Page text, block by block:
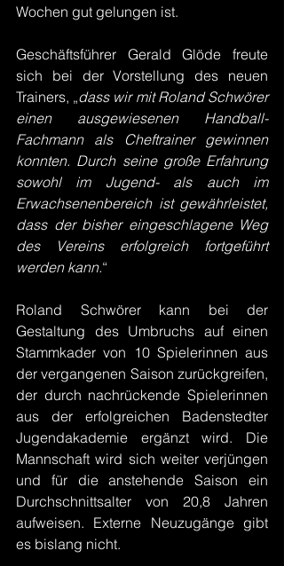
Wochen gut gelungen ist.
Geschäftsführer Gerald Glöde freute
sich bei der Vorstellung des neuen
Trainers, „dass wir mit Roland Schwörer
einen ausgewiesenen Handball-
Fachmann als Cheftrainer gewinnen
konnten. Durch seine große Erfahrung
sowohl im Jugend- als auch im
Erwachsenenbereich ist gewährleistet,
dass der bisher eingeschlagene Weg
des Vereins erfolgreich fortgeführt
werden kann.“
Roland Schwörer kann bei der
Gestaltung des Umbruchs auf einen
Stammkader von 10 Spielerinnen aus
der vergangenen Saison zurückgreifen,
der durch nachrückende Spielerinnen
aus der erfolgreichen Badenstedter
Jugendakademie ergänzt wird. Die
Mannschaft wird sich weiter verjüngen
und für die anstehende Saison ein
Durchschnittsalter von 20,8 Jahren
aufweisen. Externe Neuzugänge gibt
es bislang nicht.